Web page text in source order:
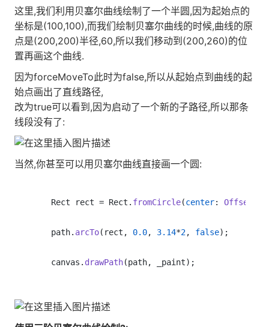
这里,我们利用贝塞尔曲线绘制了一个半圆,因为起始点的
坐标是(100,100),而我们绘制贝塞尔曲线的时候,曲线的原
点是(200,200)半径,60,所以我们移动到(200,260)的位
置再画这个曲线.
因为forceMoveTo此时为false,所以从起始点到曲线的起
始点画出了直线路径,
改为true可以看到,因为启动了一个新的子路径,所以那条
线段没有了:
当然,你甚至可以用贝塞尔曲线直接画一个圆:
    Rect rect = Rect.
fromCircle(center: Offset
    path.
arcTo(rect, 0.0, 3.14*2, false);
    canvas.
drawPath